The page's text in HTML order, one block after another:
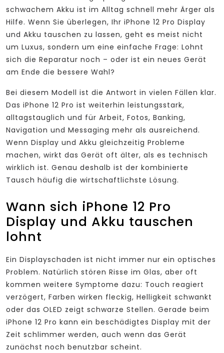
schwachem Akku ist im Alltag schnell mehr Ärger als
Hilfe. Wenn Sie überlegen, Ihr iPhone 12 Pro Display
und Akku tauschen zu lassen, geht es meist nicht
um Luxus, sondern um eine einfache Frage: Lohnt
sich die Reparatur noch – oder ist ein neues Gerät
am Ende die bessere Wahl?
Bei diesem Modell ist die Antwort in vielen Fällen klar.
Das iPhone 12 Pro ist weiterhin leistungsstark,
alltagstauglich und für Arbeit, Fotos, Banking,
Navigation und Messaging mehr als ausreichend.
Wenn Display und Akku gleichzeitig Probleme
machen, wirkt das Gerät oft älter, als es technisch
wirklich ist. Genau deshalb ist der kombinierte
Tausch häufig die wirtschaftlichste Lösung.
Wann sich iPhone 12 Pro
Display und Akku tauschen
lohnt
Ein Displayschaden ist nicht immer nur ein optisches
Problem. Natürlich stören Risse im Glas, aber oft
kommen weitere Symptome dazu: Touch reagiert
verzögert, Farben wirken fleckig, Helligkeit schwankt
oder das OLED zeigt schwarze Stellen. Gerade beim
iPhone 12 Pro kann ein beschädigtes Display mit der
Zeit schlimmer werden, auch wenn das Gerät
zunächst noch benutzbar scheint.